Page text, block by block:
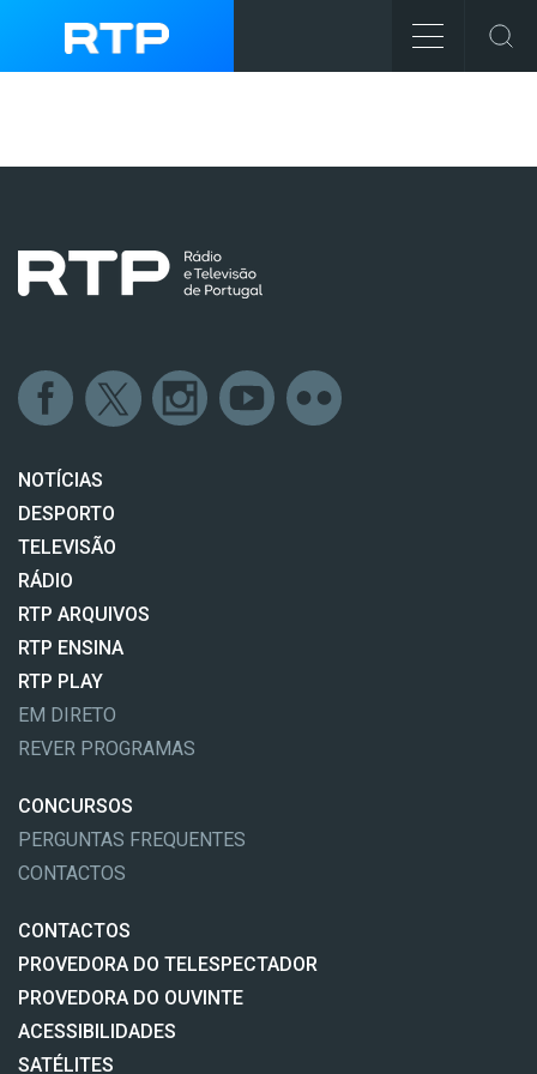
NOTÍCIAS
DESPORTO
TELEVISÃO
RÁDIO
RTP ARQUIVOS
RTP ENSINA
RTP PLAY
EM DIRETO
REVER PROGRAMAS
CONCURSOS
PERGUNTAS FREQUENTES
CONTACTOS
CONTACTOS
PROVEDORA DO TELESPECTADOR
PROVEDORA DO OUVINTE
ACESSIBILIDADES
SATÉLITES